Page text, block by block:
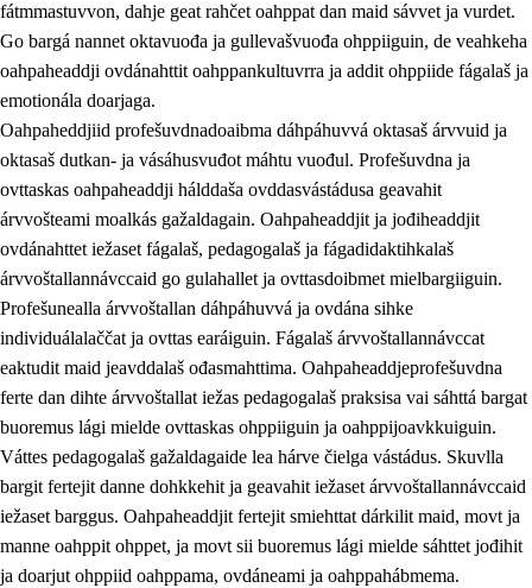
3.5 Profešuvdnasearvevuohta ja skuvlaovdáneapmi
fátmmastuvvon, dahje geat rahčet oahppat dan maid sávvet ja vurdet.
Go bargá nannet oktavuođa ja gullevašvuođa ohppiiguin, de veahkeha
oahpaheaddji ovdánahttit oahppankultuvrra ja addit ohppiide fágalaš ja
emotionála doarjaga.
Oahpaheddjiid profešuvdnadoaibma dáhpáhuvvá oktasaš árvvuid ja
oktasaš dutkan- ja vásáhusvuđot máhtu vuođul. Profešuvdna ja
ovttaskas oahpaheaddji hálddaša ovddasvástádusa geavahit
árvvošteami moalkás gažaldagain. Oahpaheaddjit ja jođiheaddjit
ovdánahttet iežaset fágalaš, pedagogalaš ja fágadidaktihkalaš
árvvoštallannávccaid go gulahallet ja ovttasdoibmet mielbargiiguin.
Profešunealla árvvoštallan dáhpáhuvvá ja ovdána sihke
individuálalaččat ja ovttas earáiguin. Fágalaš árvvoštallannávccat
eaktudit maid jeavddalaš ođasmahttima. Oahpaheaddjeprofešuvdna
ferte dan dihte árvvoštallat iežas pedagogalaš praksisa vai sáhttá bargat
buoremus lági mielde ovttaskas ohppiiguin ja oahppijoavkkuiguin.
Váttes pedagogalaš gažaldagaide lea hárve čielga vástádus. Skuvlla
bargit fertejit danne dohkkehit ja geavahit iežaset árvvoštallannávccaid
iežaset barggus. Oahpaheaddjit fertejit smiehttat dárkilit maid, movt ja
manne oahppit ohppet, ja movt sii buoremus lági mielde sáhttet jođihit
ja doarjut ohppiid oahppama, ovdáneami ja oahppahábmema.